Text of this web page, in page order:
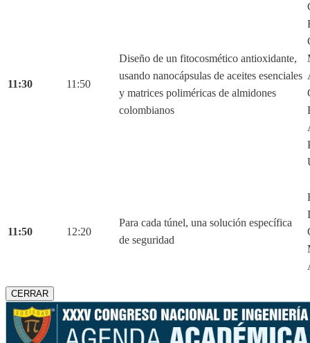
11:30 11:50
Diseño de un fitocosmético antioxidante,
usando nanocápsulas de aceites esenciales
y matrices poliméricas de almidones
colombianos
11:50 12:20
Para cada túnel, una solución específica
de seguridad
CERRAR